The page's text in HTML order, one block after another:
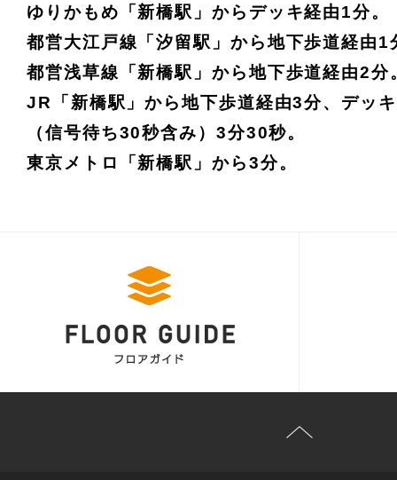
ゆりかもめ「新橋駅」からデッキ経由1分。
都営大江戸線「汐留駅」から地下歩道経由1
都営浅草線「新橋駅」から地下歩道経由2分
JR「新橋駅」から地下歩道経由3分、デッ
（信号待ち30秒含み）3分30秒。
東京メトロ「新橋駅」から3分。